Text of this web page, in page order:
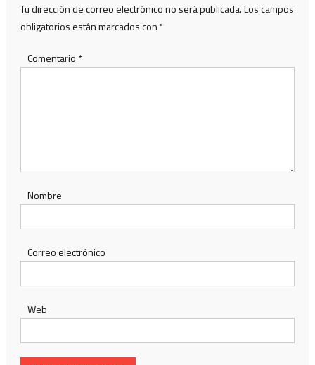
Tu dirección de correo electrónico no será publicada.Los campos
obligatorios están marcados con *
Comentario *
Nombre
Correo electrónico
Web